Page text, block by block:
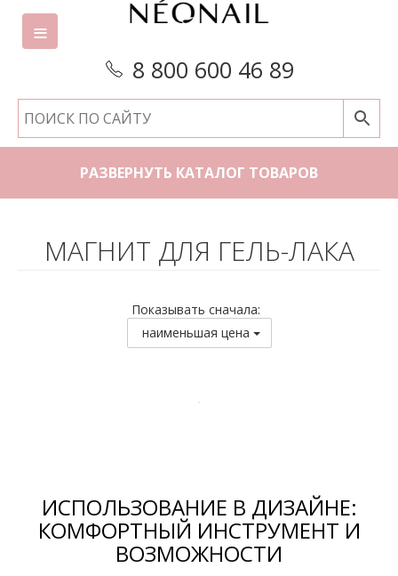
8 800 600 46 89
РАЗВЕРНУТЬ КАТАЛОГ ТОВАРОВ
МАГНИТ ДЛЯ ГЕЛЬ-ЛАКА
Показывать сначала:
наименьшая цена
ИСПОЛЬЗОВАНИЕ В ДИЗАЙНЕ:
КОМФОРТНЫЙ ИНСТРУМЕНТ И
ВОЗМОЖНОСТИ